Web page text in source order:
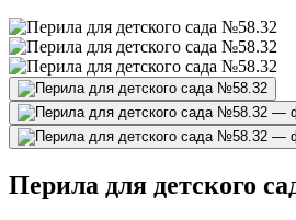
Перила для детского